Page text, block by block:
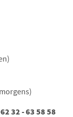
32 - 63 58 58